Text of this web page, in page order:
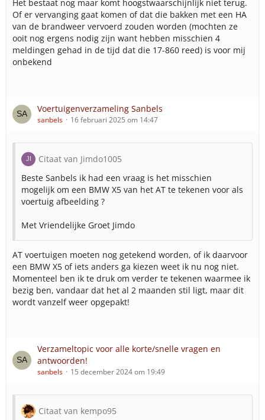
17-139 ALS Ambulance
17-145 ALS Ambulance
17-152 ALS Ambulance
17-153 ALS Ambulance
17-170 ALS Ambulance
17-108 ALS Ambulance
17-115 ALS Ambulance
LC)
17-101 ALS Ambulance
17-102 ALS Ambulance
17-103 ALS Ambulance
17-110 ALS Ambulance
17-117 ALS Ambulance
17-121 ALS Ambulance
17-131 ALS Ambulance
17-133 ALS Ambulance (reserve?)
17-134 ALS Ambulance
17-136 ALS Ambulance
17-140 ALS Ambulance
17-141 ALS Ambulance
17-142 ALS Ambulance
17-154 ALS Ambulance
Opkomstlocatie Spijkenisse (1 team ALS)
17-161 ALS Ambulance
17-164 ALS Ambulance
Het bestaat nog maar komt hoogstwaarschijnlijk niet terug.
Of er vervanging gaat komen of dat die bakken met een HA
van de brandweer vervoerd zouden worden (mochten ze
ooit nog ergens nodig zijn want hebben misschien 4
meldingen gehad in de tijd dat die 17-860 reed) is voor mij
onbekend
Voertuigenverzameling Sanbels
sanbels 16 februari 2025 om 14:47
Citaat van Jimdo1005
Beste Sanbels ik had een vraag is het misschien
mogelijk om een BMW X5 van het AT te tekenen voor als
voertuig afbeelding ?
Met Vriendelijke Groet Jimdo
AT voertuigen moeten nog getekend worden, of ik daarvoor
een BMW X5 of iets anders ga kiezen weet ik nu nog niet.
Momenteel ben ik te druk om verder te tekenen waarmee ik
bezig ben, vandaar dat het al 2 maanden stil ligt, maar dit
wordt vanzelf weer opgepakt!
Verzameltopic voor alle korte/snelle vragen en
antwoorden!
sanbels 15 december 2024 om 19:49
Citaat van kempo95